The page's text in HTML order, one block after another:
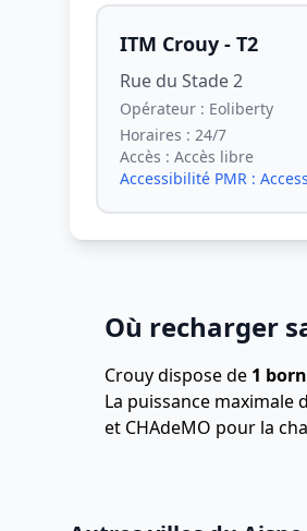
ITM Crouy - T2
Rue du Stade 2
Opérateur : Eoliberty
Horaires : 24/7
Accès : Accès libre
Accessibilité PMR :
Où recharger
Crouy dispose de 1
La puissance maximale
et CHAdeMO pour la